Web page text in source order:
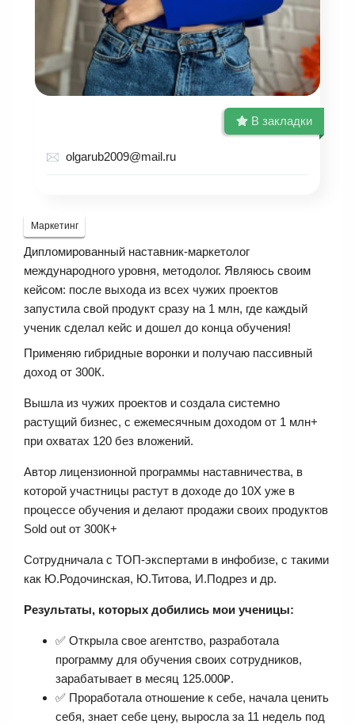
В закладки
olgarub2009@mail.ru
Маркетинг
Дипломированный наставник-маркетолог
международного уровня, методолог. Являюсь своим
кейсом: после выхода из всех чужих проектов
запустила свой продукт сразу на 1 млн, где каждый
ученик сделал кейс и дошел до конца обучения!
Применяю гибридные воронки и получаю пассивный
доход от 300К.
Вышла из чужих проектов и создала системно
растущий бизнес, с ежемесячным доходом от 1 млн+
при охватах 120 без вложений.
Автор лицензионной программы наставничества, в
которой участницы растут в доходе до 10Х уже в
процессе обучения и делают продажи своих продуктов
Sold out от 300К+
Сотрудничала с TOП-экспертами в инфобизе, с такими
как Ю.Родочинская, Ю.Титова, И.Подрез и др.
Результаты, которых добились мои ученицы:
✅ Открыла свое агентство, разработала
программу для обучения своих сотрудников,
зарабатывает в месяц 125.000₽.
✅ Проработала отношение к себе, начала ценить
себя, знает себе цену, выросла за 11 недель под